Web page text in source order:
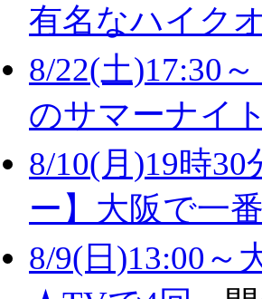
有名なハイク
8/22(土)17:30
のサマーナイ
8/10(月)19時
ー】大阪で一
8/9(日)13:00～